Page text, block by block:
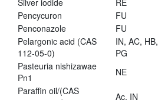
Silver iodide
RE
Pencycuron
FU
Penconazole
FU
Pelargonic acid (CAS
112-05-0)
IN, AC, HB,
PG
Pasteuria nishizawae
Pn1
NE
Paraffin oil/(CAS
Ac, IN